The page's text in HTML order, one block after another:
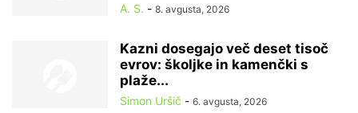
A. S. - 8. avgusta, 2026
Kazni dosegajo več deset tisoč
evrov: školjke in kamenčki s
plaže...
Simon Uršič - 6. avgusta, 2026